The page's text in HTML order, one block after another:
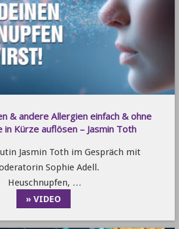
& andere Allergien einfach & ohne
in Kürze auflösen – Jasmin Toth
Jasmin Toth im Gespräch mit
Sophie Adell.
Heuschnupfen, …
» VIDEO